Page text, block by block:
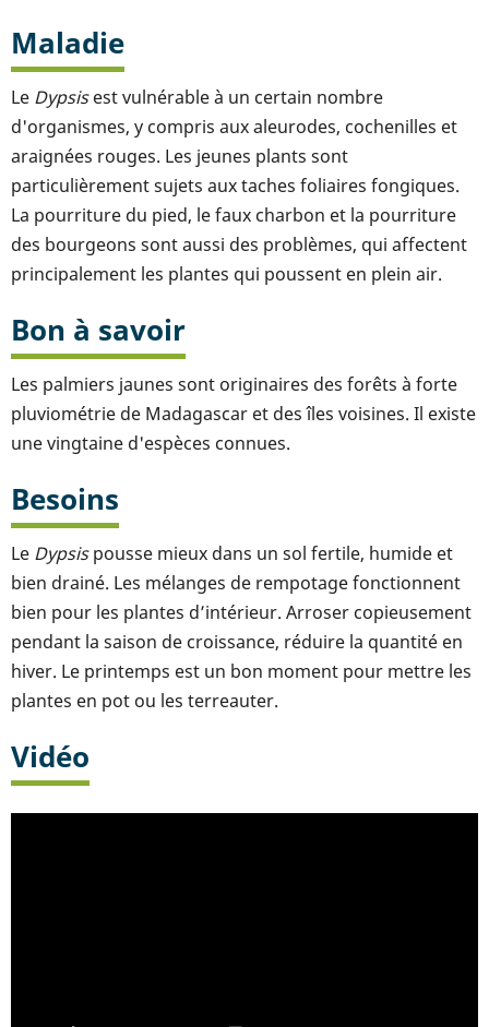
Maladie
Le Dypsisest vulnérable à un certain nombre
d'organismes, y compris aux aleurodes, cochenilles et
araignées rouges. Les jeunes plants sont
particulièrement sujets aux taches foliaires fongiques.
La pourriture du pied, le faux charbon et la pourriture
des bourgeons sont aussi des problèmes, qui affectent
principalement les plantes qui poussent en plein air.
Bon à savoir
Les palmiers jaunes sont originaires des forêts à forte
pluviométrie de Madagascar et des îles voisines. Il existe
une vingtaine d'espèces connues.
Besoins
Le Dypsispousse mieux dans un sol fertile, humide et
bien drainé. Les mélanges de rempotage fonctionnent
bien pour les plantes d’intérieur. Arroser copieusement
pendant la saison de croissance, réduire la quantité en
hiver. Le printemps est un bon moment pour mettre les
plantes en pot ou les terreauter.
Vidéo